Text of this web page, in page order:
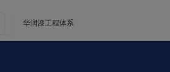
华润漆工程体系